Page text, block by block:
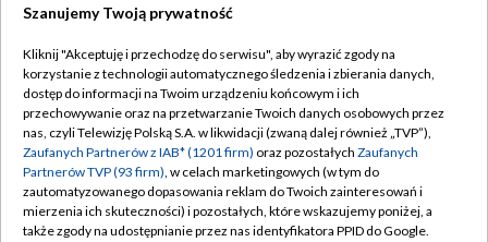
TVP
Abonament TVP
Emisja w TVP
Centrum informacji TVP
Naziemna Telewizja Cyfrowa
Regulamin TVP
Polityka prywatności
Moje zgody
Pomoc
Szanujemy Twoją prywatność
Kliknij "Akceptuję i przechodzę do serwisu", aby wyrazić zgody na
korzystanie z technologii automatycznego śledzenia i zbierania danych,
dostęp do informacji na Twoim urządzeniu końcowym i ich
przechowywanie oraz na przetwarzanie Twoich danych osobowych przez
nas, czyli Telewizję Polską S.A. w likwidacji (zwaną dalej również „TVP”),
Zaufanych Partnerów z IAB* (1201 firm) oraz pozostałych Zaufanych
Partnerów TVP (93 firm), w celach marketingowych (w tym do
zautomatyzowanego dopasowania reklam do Twoich zainteresowań i
mierzenia ich skuteczności) i pozostałych, które wskazujemy poniżej, a
także zgody na udostępnianie przez nas identyfikatora PPID do Google.